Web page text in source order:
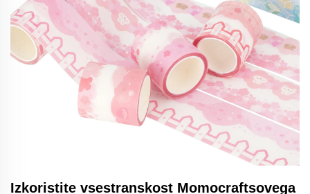
Izkoristite vsestranskost Momocraftsovega